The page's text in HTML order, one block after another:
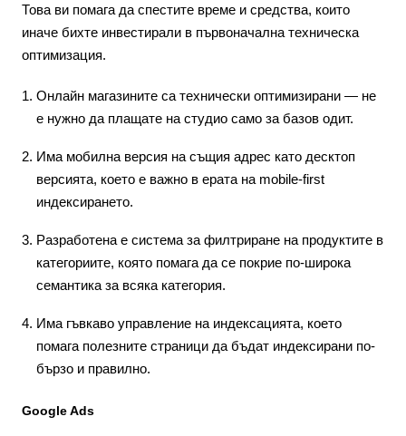
Това ви помага да спестите време и средства, които
иначе бихте инвестирали в първоначална техническа
оптимизация.
Онлайн магазините са технически оптимизирани — не
е нужно да плащате на студио само за базов одит.
Има мобилна версия на същия адрес като десктоп
версията, което е важно в ерата на mobile-first
индексирането.
Разработена е система за филтриране на продуктите в
категориите, която помага да се покрие по-широка
семантика за всяка категория.
Има гъвкаво управление на индексацията, което
помага полезните страници да бъдат индексирани по-
бързо и правилно.
Google Ads